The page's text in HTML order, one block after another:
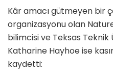
Kâr amacı gütmeyen bir
organizasyonu olan
bilimcisi ve Teksas
Katharine Hayhoe ise
kaydetti: